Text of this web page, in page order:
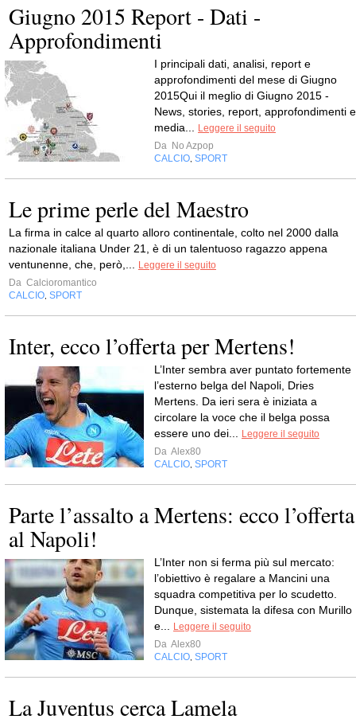
Giugno 2015 Report - Dati -
Approfondimenti
I principali dati, analisi, report e
approfondimenti del mese di Giugno
2015Qui il meglio di Giugno 2015 -
News, stories, report, approfondimenti e
media...
Leggere il seguito
Da No Azpop
CALCIO SPORT
Le prime perle del Maestro
La firma in calce al quarto alloro continentale, colto nel 2000 dalla
nazionale italiana Under 21, è di un talentuoso ragazzo appena
ventunenne, che, però,...
Leggere il seguito
Da Calcioromantico
CALCIO SPORT
Inter, ecco l’offerta per Mertens!
L’Inter sembra aver puntato fortemente
l’esterno belga del Napoli, Dries
Mertens. Da ieri sera è iniziata a
circolare la voce che il belga possa
essere uno dei...
Leggere il seguito
Da Alex80
CALCIO SPORT
Parte l’assalto a Mertens: ecco l’offerta
al Napoli!
L’Inter non si ferma più sul mercato:
l’obiettivo è regalare a Mancini una
squadra competitiva per lo scudetto.
Dunque, sistemata la difesa con Murillo
e...
Leggere il seguito
Da Alex80
CALCIO SPORT
La Juventus cerca Lamela